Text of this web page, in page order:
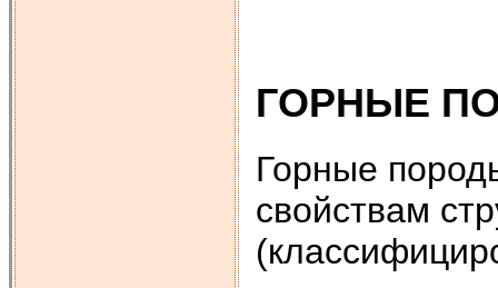
ГОРНЫЕ
Горные
свойствам